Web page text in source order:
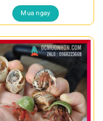
Mua ngay